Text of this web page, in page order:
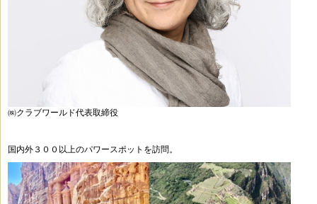
㈱クラブワールド代表取締役
国内外３００以上のパワースポットを訪問。